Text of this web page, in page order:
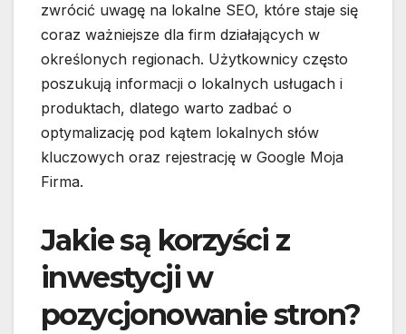
zwrócić uwagę na lokalne SEO, które staje się
coraz ważniejsze dla firm działających w
określonych regionach. Użytkownicy często
poszukują informacji o lokalnych usługach i
produktach, dlatego warto zadbać o
optymalizację pod kątem lokalnych słów
kluczowych oraz rejestrację w Google Moja
Firma.
Jakie są korzyści z
inwestycji w
pozycjonowanie stron?